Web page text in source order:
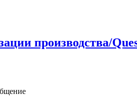
производства/